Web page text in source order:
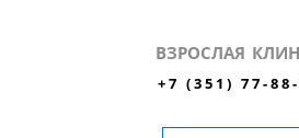
ВЗРОСЛАЯ
+7 (351) 77-